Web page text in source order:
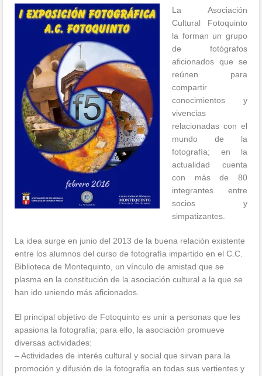
La Asociación
Cultural Fotoquinto
la forman un grupo
de fotógrafos
aficionados que se
reúnen para
compartir
conocimientos y
vivencias
relacionadas con el
mundo de la
fotografía; en la
actualidad cuenta
con más de 80
integrantes entre
socios y
simpatizantes.
La idea surge en junio del 2013 de la buena relación existente
entre los alumnos del curso de fotografía impartido en el C.C.
Biblioteca de Montequinto, un vínculo de amistad que se
plasma en la constitución de la asociación cultural a la que se
han ido uniendo más aficionados.
El principal objetivo de Fotoquinto es unir a personas que les
apasiona la fotografía; para ello, la asociación promueve
diversas actividades:
– Actividades de interés cultural y social que sirvan para la
promoción y difusión de la fotografía en todas sus vertientes y